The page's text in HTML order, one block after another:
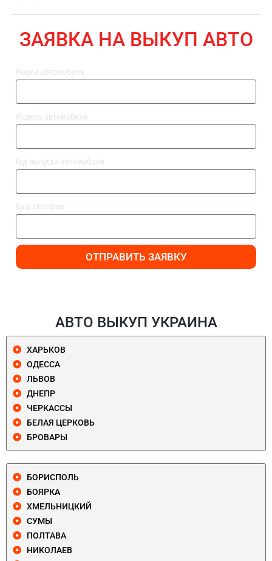
ЗАЯВКА НА ВЫКУП АВТО
Марка автомобиля
Модель автомобиля
Год выпуска автомобиля
Ваш телефон
ОТПРАВИТЬ ЗАЯВКУ
АВТО ВЫКУП УКРАИНА
ХАРЬКОВ
ОДЕССА
ЛЬВОВ
ДНЕПР
ЧЕРКАССЫ
БЕЛАЯ ЦЕРКОВЬ
БРОВАРЫ
БОРИСПОЛЬ
БОЯРКА
ХМЕЛЬНИЦКИЙ
СУМЫ
ПОЛТАВА
НИКОЛАЕВ